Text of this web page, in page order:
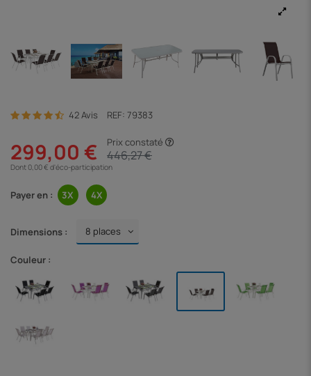
42 Avis REF: 79383
299,00 € Prix constaté
446,27 €
Dont 0,00 € d'éco-participation
Payer en :
Dimensions :
Couleur :